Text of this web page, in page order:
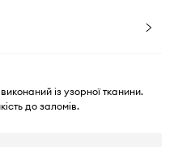
із узорної тканини.
до заломів.